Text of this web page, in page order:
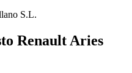
S.L.
Renault Aries